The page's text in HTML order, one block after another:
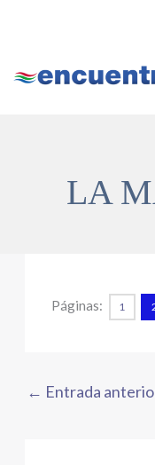
LA
Páginas: 1
← Entrada